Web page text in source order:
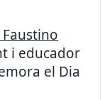
i educador
el Dia